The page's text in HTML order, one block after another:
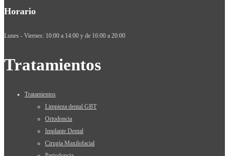
Horario
Lunes - Viernes: 10:00 a 14:00 y de 16:00 a 20:00
Tratamientos
Tratamientos
Limpieza dental GBT
Ortodoncia
Implante Dental
Cirugía Maxilofacial